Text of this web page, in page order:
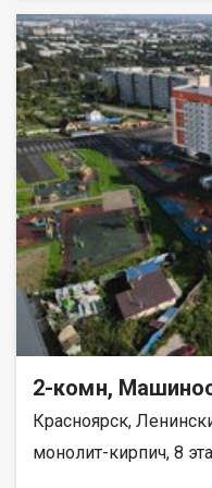
доступность до других
мест отдыха, досуга и
Фанпарк «Бобровый лог»
Благоустроенная
вдоль реки Енисей и 500
организованными
пассажирского
пешеходных и
району. Бесшумные
автостоянки на 175 и 297
2-комн,
Красноярск,
монолит-кирпич, 8